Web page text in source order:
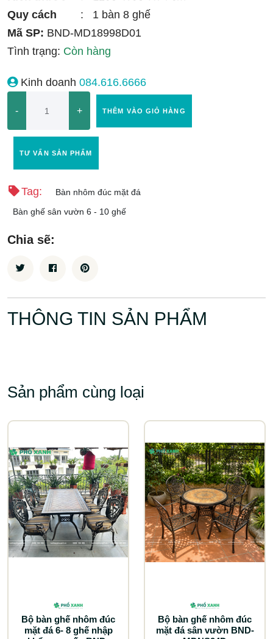
Quy cách
:
1 bàn 8 ghế
Mã SP: BND-MD18998D01
Tình trạng: Còn hàng
Kinh doanh 084.616.6666
- + THÊM VÀO GIỎ HÀNG
TƯ VẤN SẢN PHẨM
Tag:
Bàn nhôm đúc mặt đá
Bàn ghế sân vườn 6 - 10 ghế
Chia sẽ:
THÔNG TIN SẢN PHẨM
Sản phẩm cùng loại
Bộ bàn ghế nhôm đúc
mặt đá 6- 8 ghế nhập
Bộ bàn ghế nhôm đúc
mặt đá sân vườn BND-